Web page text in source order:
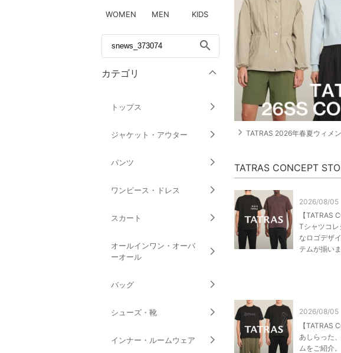
WOMEN MEN KIDS
search
カテゴリ
トップス
ジャケット・アウター
パンツ
ワンピース・ドレス
スカート
オールインワン・オーバ
ーオール
バッグ
シューズ・靴
インナー・ルームウェア
navigate_next TATRAS 2026年春夏ウィメ
TATRAS CONCEPT
2026/08/05
【TATRAS
Tシャツコ
なロゴデザ
テムが揃いま
2026/08/05
【TATRAS
あしらった
ムをご紹介。